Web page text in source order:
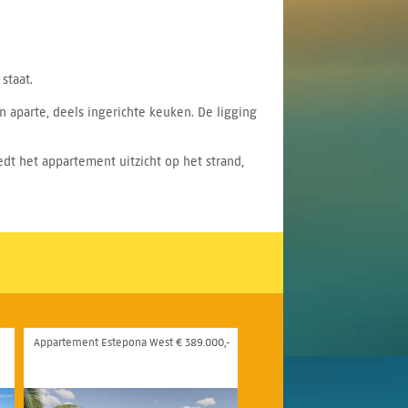
aparte, deels ingerichte keuken. De ligging
het appartement uitzicht op het strand,
Appartement Estepona West € 389.000,-